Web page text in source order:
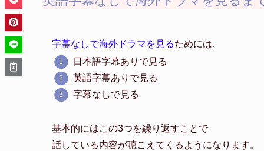
字幕なしで海外ドラマを見るためには、
日本語字幕ありで見る
英語字幕ありで見る
字幕なしで見る
基本的にはこの3つを繰り返すことで
話している内容が聴こえてくるようになります。